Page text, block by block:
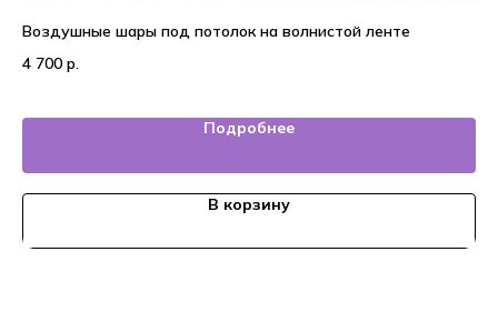
Воздушные шары под потолок на волнистой ленте
4 700 р.
Подробнее
В корзину